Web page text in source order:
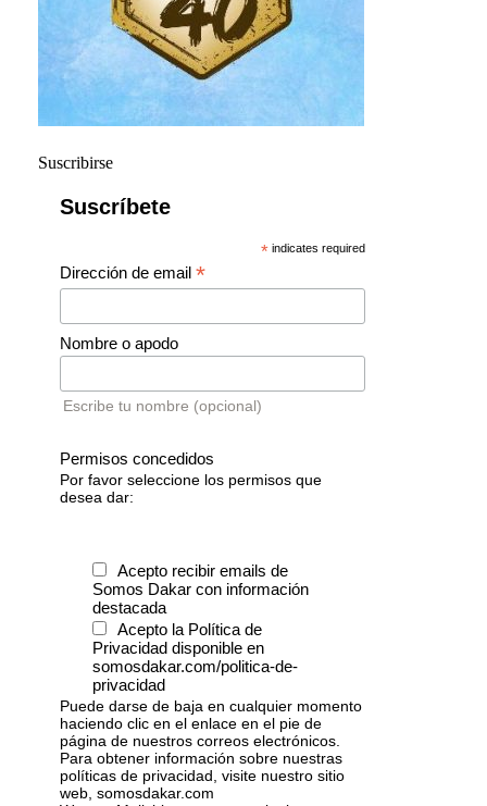
Suscribirse
Suscríbete
* indicates required
Dirección de email *
Nombre o apodo
Escribe tu nombre (opcional)
Permisos concedidos
Por favor seleccione los permisos que
desea dar:
Acepto recibir emails de
Somos Dakar con información
destacada
Acepto la Política de
Privacidad disponible en
somosdakar.com/politica-de-
privacidad
Puede darse de baja en cualquier momento
haciendo clic en el enlace en el pie de
página de nuestros correos electrónicos.
Para obtener información sobre nuestras
políticas de privacidad, visite nuestro sitio
web, somosdakar.com